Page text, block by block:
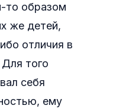
то образом
же детей,
отличия в
того
себя
ему